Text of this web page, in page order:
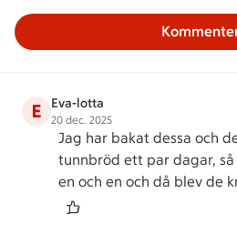
E Eva-lotta
20 dec. 2025
Jag har bakat dessa och
tunnbröd ett par dagar,
en och en och då blev de